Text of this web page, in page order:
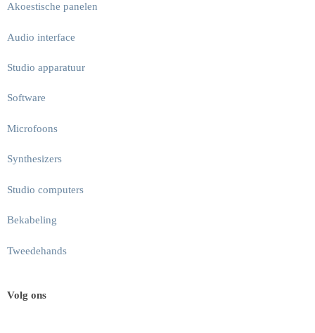
Akoestische panelen
Audio interface
Studio apparatuur
Software
Microfoons
Synthesizers
Studio computers
Bekabeling
Tweedehands
Volg ons